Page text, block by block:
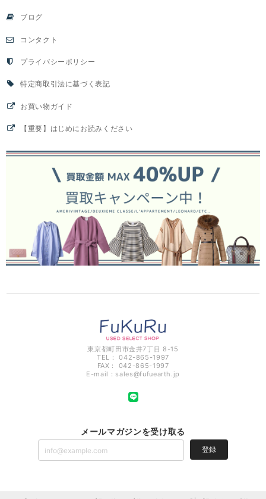
ブログ
コンタクト
プライバシーポリシー
特定商取引法に基づく表記
お買い物ガイド
【重要】はじめにお読みください
東京都町田市金井7丁目 8-15
TEL： 042-865-1997
FAX： 042-865-1997
E-mail： sales@fufuearth.jp
メールマガジンを受け取る
登録